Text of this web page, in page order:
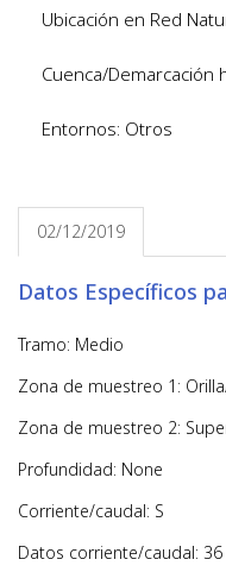
Ubicación en Red
Cuenca/Demarcación
Entornos: Otros
02/12/2019
Datos Específicos
Tramo: Medio
Zona de muestreo 1:
Zona de muestreo 2:
Profundidad: None
Corriente/caudal: S
Datos corriente/caudal: